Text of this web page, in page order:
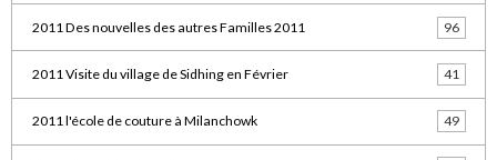
2011 Des nouvelles des autres Familles 2011 96
2011 Visite du village de Sidhing en Février 41
2011 l'école de couture à Milanchowk 49